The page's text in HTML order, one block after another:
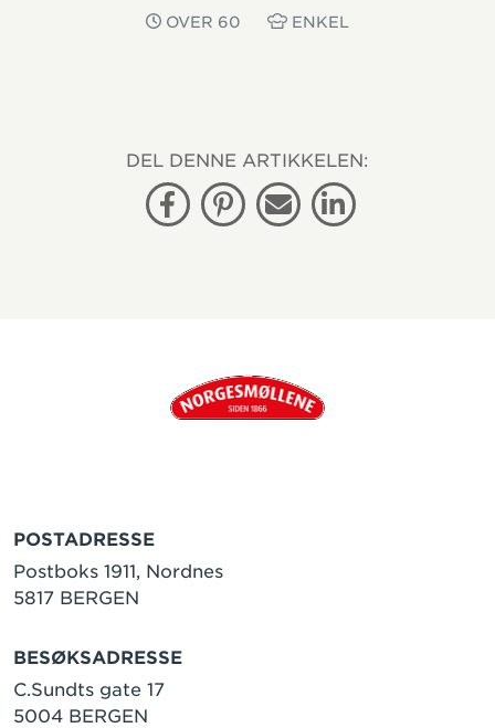
OVER 60 ENKEL
DEL DENNE ARTIKKELEN:
FacebookPinterestE-postLinkedin
POSTADRESSE
Postboks 1911, Nordnes
5817 BERGEN
BESØKSADRESSE
C.Sundts gate 17
5004 BERGEN